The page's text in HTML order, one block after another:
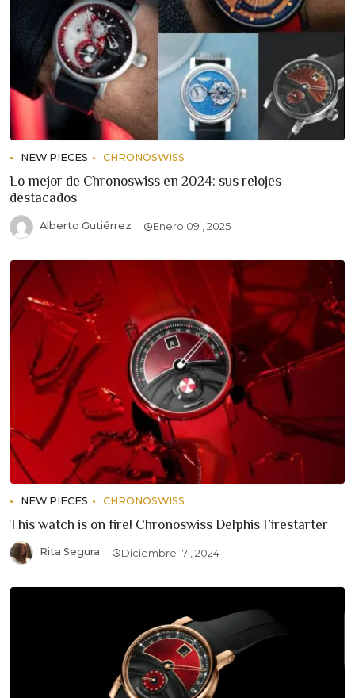
NEW PIECES CHRONOSWISS
Lo mejor de Chronoswiss en 2024: sus relojes
destacados
Alberto Gutiérrez Enero 09 , 2025
NEW PIECES CHRONOSWISS
This watch is on fire! Chronoswiss Delphis Firestarter
Rita Segura Diciembre 17 , 2024